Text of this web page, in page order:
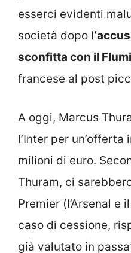
esserci evidenti
società dopo l
sconfitta con il
francese al post
A oggi, Marcus
l’Inter per
milioni di euro.
Thuram, ci
Premier (l’Arsenal e
caso di cessione,
già valutato in